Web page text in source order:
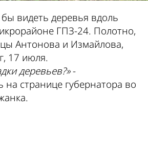
видеть деревья вдоль
ГПЗ-24. Полотно,
Антонова и Измайлова,
17 июля.
деревьев?»-
на странице губернатора во